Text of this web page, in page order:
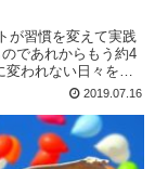
が習慣を変えて実践
であれからもう約4
われない日々を過
月が経った...2019.07.16